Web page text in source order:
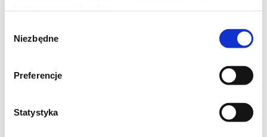
zgody
Niezbędne
Preferencje
Statystyka